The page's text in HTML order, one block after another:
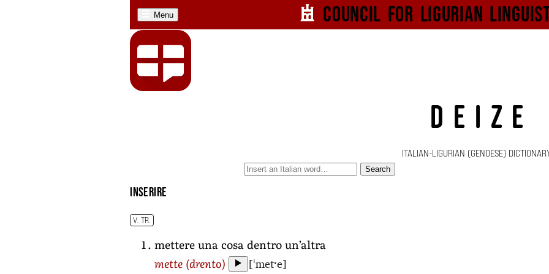
Menu Council for Ligurian
DEIZE
ITALIAN-LIGURIAN (GENOESE)
Search
inserire
V. TR.
mettere una cosa dentro un’altra
mette (drento) [ˈmetˑe]